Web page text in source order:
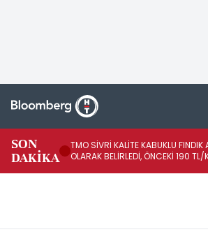
SON
DAKİKA
TMO SİVRİ KALİTE KABUKLU
OLARAK BELİRLEDİ, ÖNCEKİ 190 TL/